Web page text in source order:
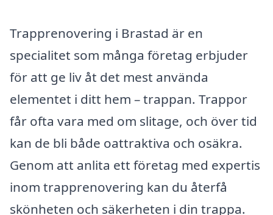
Trapprenovering i Brastad är en
specialitet som många företag erbjuder
för att ge liv åt det mest använda
elementet i ditt hem – trappan. Trappor
får ofta vara med om slitage, och över tid
kan de bli både oattraktiva och osäkra.
Genom att anlita ett företag med expertis
inom trapprenovering kan du återfå
skönheten och säkerheten i din trappa.